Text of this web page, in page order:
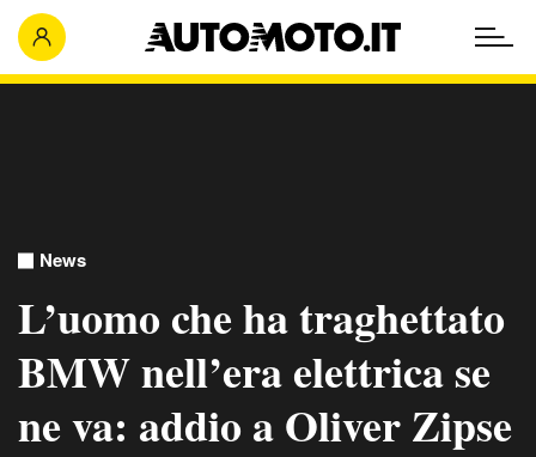
News
L’uomo che ha traghettato
BMW nell’era elettrica se
ne va: addio a Oliver Zipse